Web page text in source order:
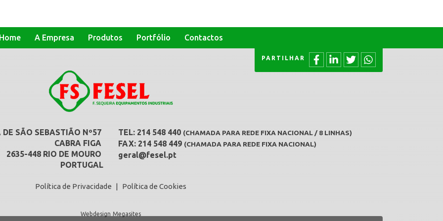
A Empresa Produtos Portfólio Contactos
PARTILHAR
DE SÃO SEBASTIÃO Nº57
CABRA FIGA
2635-448 RIO DE MOURO
PORTUGAL
TEL: 214 548 440(CHAMADA PARA REDE FIXA NACIONAL / 8 LINHAS)
FAX: 214 548 449(CHAMADA PARA REDE FIXA NACIONAL)
geral@fesel.pt
Política de Privacidade | Política de Cookies
Webdesign Megasites